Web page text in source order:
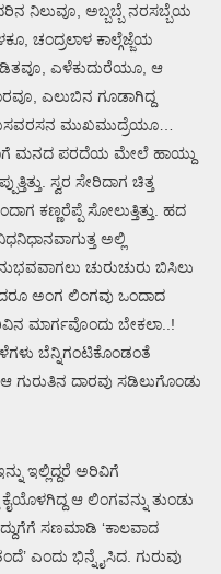
ನಿಲುವೂ, ಅಬ್ಬಬ್ಬೆ ನರಸಬ್ಬೆಯ
ಚಂದ್ರಲಾಳ ಕಾಲ್ಗೆಜ್ಜೆಯ
ಎಳೆಕುದುರೆಯೂ, ಆ
ಎಲುಬಿನ ಗೂಡಾಗಿದ್ದ
ಮುಖಮುದ್ರೆಯೂ…
ಮನದ ಪರದೆಯ ಮೇಲೆ ಹಾಯ್ದು
ಸ್ವರ ಸೇರಿದಾಗ ಚಿತ್ತ
ಕಣ್ಣರೆಪ್ಪೆ ಸೋಲುತ್ತಿತ್ತು. ಹದ
ಅಲ್ಲಿ
ಚುರುಚುರು ಬಿಸಿಲು
ಅಂಗ ಲಿಂಗವು ಒಂದಾದ
ಮಾರ್ಗವೊಂದು ಬೇಕಲಾ..!
ಬೆನ್ನಿಗಂಟಿಕೊಂಡಂತೆ
ಗುರುತಿನ ದಾರವು ಸಡಿಲುಗೊಂಡು
ಇಲ್ಲಿದ್ದರೆ ಅರಿವಿಗೆ
ಆ ಲಿಂಗವನ್ನು ತುಂಡು
ಸಣಮಾಡಿ ‘ಕಾಲವಾದ
ಎಂದು ಭಿನ್ನೈಸಿದ. ಗುರುವು